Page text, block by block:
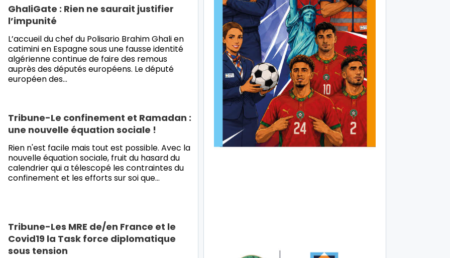
GhaliGate : Rien ne saurait justifier
l’impunité
L’accueil du chef du Polisario Brahim Ghali en
catimini en Espagne sous une fausse identité
algérienne continue de faire des remous
auprès des députés européens. Le député
européen des…
Tribune-Le confinement et Ramadan :
une nouvelle équation sociale !
Rien n'est facile mais tout est possible. Avec la
nouvelle équation sociale, fruit du hasard du
calendrier qui a télescopé les contraintes du
confinement et les efforts sur soi que…
Tribune-Les MRE de/en France et le
Covid19 la Task force diplomatique
sous tension